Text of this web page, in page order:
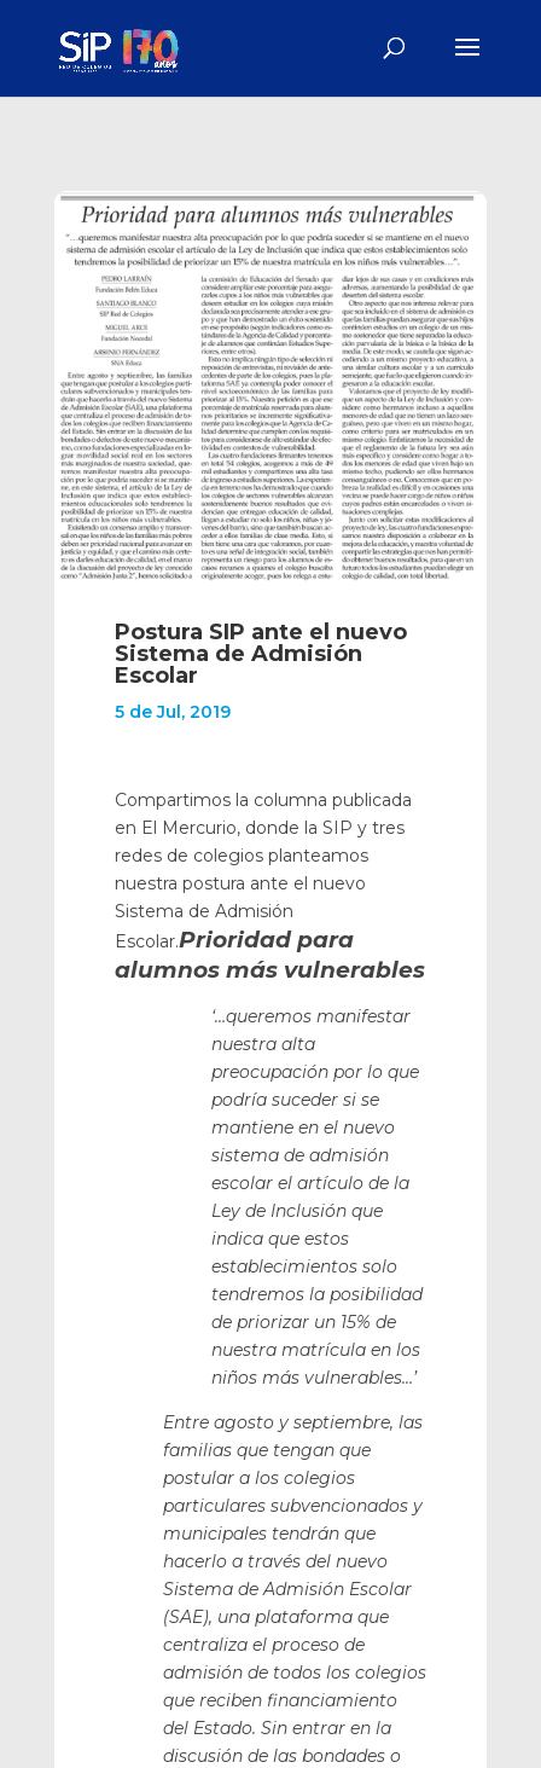
Postura SIP ante el nuevo
Sistema de Admisión
Escolar
5 de Jul, 2019
Compartimos la columna publicada
en El Mercurio, donde la SIP y tres
redes de colegios planteamos
nuestra postura ante el nuevo
Sistema de Admisión
Escolar.Prioridad para
alumnos más vulnerables
‘…queremos manifestar
nuestra alta
preocupación por lo que
podría suceder si se
mantiene en el nuevo
sistema de admisión
escolar el artículo de la
Ley de Inclusión que
indica que estos
establecimientos solo
tendremos la posibilidad
de priorizar un 15% de
nuestra matrícula en los
niños más vulnerables…’
Entre agosto y septiembre, las
familias que tengan que
postular a los colegios
particulares subvencionados y
municipales tendrán que
hacerlo a través del nuevo
Sistema de Admisión Escolar
(SAE), una plataforma que
centraliza el proceso de
admisión de todos los colegios
que reciben financiamiento
del Estado. Sin entrar en la
discusión de las bondades o